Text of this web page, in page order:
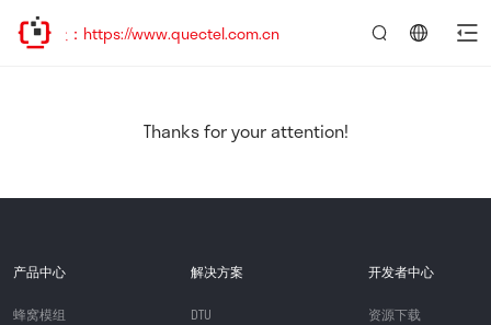
问新址：https://www.quectel.com.cn
Thanks for your attention!
产品中心
蜂窝模组
解决方案
DTU
开发者中心
资源下载